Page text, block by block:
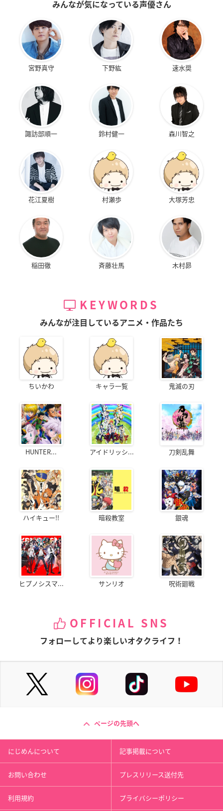
みんなが気になっている声優さん
宮野真守 下野紘 速水奨
諏訪部順一 鈴村健一 森川智之
花江夏樹 村瀬歩 大塚芳忠
稲田徹 斉藤壮馬 木村昴
KEYWORDS
みんなが注目しているアニメ・作品たち
ちいかわ キャラ一覧 鬼滅の刃
HUNTER... アイドリッシ... 刀剣乱舞
ハイキュー!! 暗殺教室 銀魂
ヒプノシスマ... サンリオ 呪術廻戦
OFFICIAL SNS
フォローしてより楽しいオタクライフ！
ページの先頭へ
にじめんについて 記事掲載について
お問い合わせ プレスリリース送付先
利用規約 プライバシーポリシー